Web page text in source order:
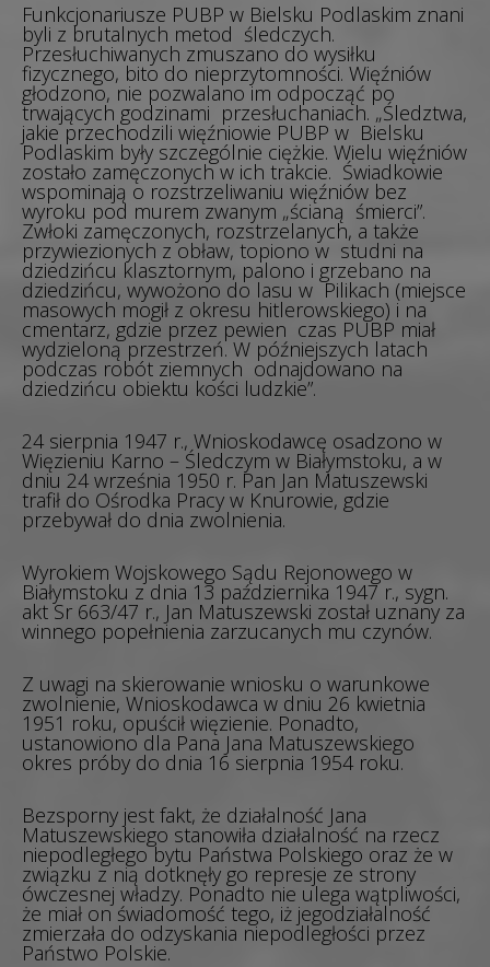
Funkcjonariusze PUBP w Bielsku Podlaskim znani
byli z brutalnych metod śledczych.
Przesłuchiwanych zmuszano do wysiłku
fizycznego, bito do nieprzytomności. Więźniów
głodzono, nie pozwalano im odpocząć po
trwających godzinami przesłuchaniach. „Śledztwa,
jakie przechodzili więźniowie PUBP w Bielsku
Podlaskim były szczególnie ciężkie. Wielu więźniów
zostało zamęczonych w ich trakcie. Świadkowie
wspominają o rozstrzeliwaniu więźniów bez
wyroku pod murem zwanym „ścianą śmierci”.
Zwłoki zamęczonych, rozstrzelanych, a także
przywiezionych z obław, topiono w studni na
dziedzińcu klasztornym, palono i grzebano na
dziedzińcu, wywożono do lasu w Pilikach (miejsce
masowych mogił z okresu hitlerowskiego) i na
cmentarz, gdzie przez pewien czas PUBP miał
wydzieloną przestrzeń. W późniejszych latach
podczas robót ziemnych odnajdowano na
dziedzińcu obiektu kości ludzkie”.
24 sierpnia 1947 r., Wnioskodawcę osadzono w
Więzieniu Karno – Śledczym w Białymstoku, a w
dniu 24 września 1950 r. Pan Jan Matuszewski
trafił do Ośrodka Pracy w Knurowie, gdzie
przebywał do dnia zwolnienia.
Wyrokiem Wojskowego Sądu Rejonowego w
Białymstoku z dnia 13 października 1947 r., sygn.
akt Sr 663/47 r., Jan Matuszewski został uznany za
winnego popełnienia zarzucanych mu czynów.
Z uwagi na skierowanie wniosku o warunkowe
zwolnienie, Wnioskodawca w dniu 26 kwietnia
1951 roku, opuścił więzienie. Ponadto,
ustanowiono dla Pana Jana Matuszewskiego
okres próby do dnia 16 sierpnia 1954 roku.
Bezsporny jest fakt, że działalność Jana
Matuszewskiego stanowiła działalność na rzecz
niepodległego bytu Państwa Polskiego oraz że w
związku z nią dotknęły go represje ze strony
ówczesnej władzy. Ponadto nie ulega wątpliwości,
że miał on świadomość tego, iż jegodziałalność
zmierzała do odzyskania niepodległości przez
Państwo Polskie.